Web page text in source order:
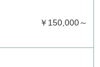
￥150,000～